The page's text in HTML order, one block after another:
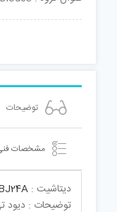
توضیحات
مشخصات
دیتاشیت :